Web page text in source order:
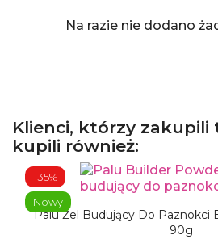
Na razie nie dodano
Klienci, którzy
kupili również:
Palu Żel Budujący Do Paznokci
90g
-35%
Nowy